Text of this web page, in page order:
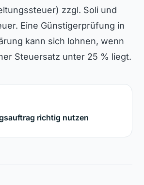
zzgl. Soli und
Eine Günstigerprüfung in
kann sich lohnen, wenn
Steuersatz unter 25 % liegt.
richtig nutzen